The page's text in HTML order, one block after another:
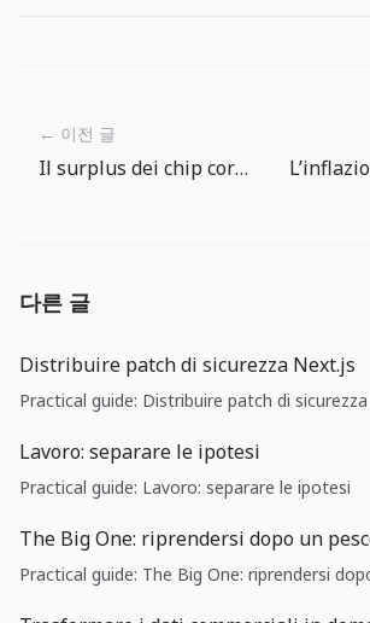
← 이전 글
Il surplus dei chip coreani non basta: cosa dice la pausa della BOK su cambio e inflazione
다른 글
Distribuire patch di sicurezza Next.js
Practical guide: Distribuire patch di
Lavoro: separare le ipotesi
Practical guide: Lavoro: separare le ipotesi
The Big One: riprendersi dopo un
Practical guide: The Big One: riprendersi